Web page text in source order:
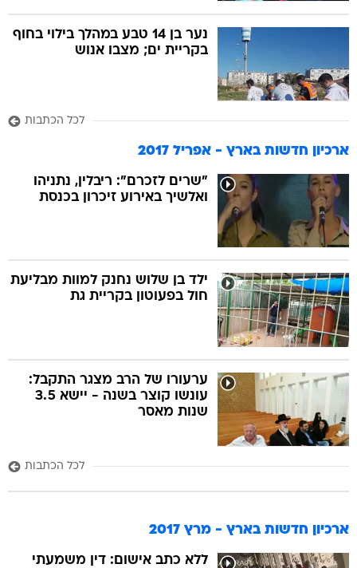
נער בן 14 טבע במהלך בילוי בחוף
בקריית ים; מצבו אנוש
לכל הכתבות
ארכיון חדשות בארץ - אפריל 2017
"שרים לזכרם": ריבלין, נתניהו
ואלשיך באירוע זיכרון בכנסת
ילד בן שלוש נחנק למוות מבליעת
חול בפעוטון בקריית גת
ערעורו של הרב מצגר התקבל:
עונשו קוצר בשנה - יישא 3.5
שנות מאסר
לכל הכתבות
ארכיון חדשות בארץ - מרץ 2017
ללא כתב אישום: דין משמעתי